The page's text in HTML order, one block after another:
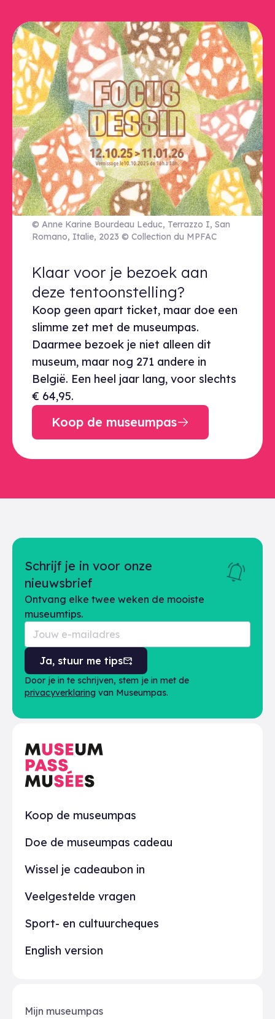
© Anne Karine Bourdeau Leduc, Terrazzo I, San
Romano, Italie, 2023 © Collection du MPFAC
Klaar voor je bezoek aan deze
Klaar voor je bezoek aan
deze tentoonstelling?
Koop geen apart ticket, maar doe een
slimme zet met de museumpas.
Daarmee bezoek je niet alleen dit
museum, maar nog 271 andere in
België. Een heel jaar lang, voor slechts
€ 64,95.
Koop de museumpas
Praktisch
Koop de museumpas
Doe de museumpas cadeau
Wissel je cadeaubon in
Veelgestelde vragen
Sport- en cultuurcheques
English version
Schrijf je in voor onze
nieuwsbrief
Ontvang elke twee weken de mooiste
museumtips.
Ja, stuur me tips
Door je in te schrijven, stem je in met de
privacyverklaring van Museumpas.
Mijn museumpas